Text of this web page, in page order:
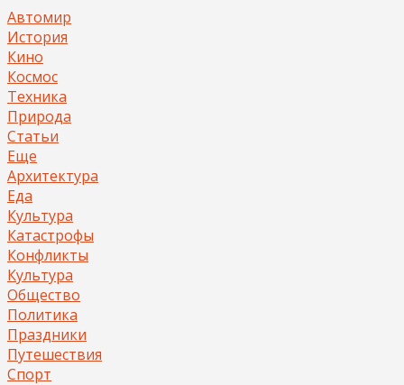
Автомир
История
Кино
Космос
Техника
Природа
Статьи
Еще
Архитектура
Еда
Культура
Катастрофы
Конфликты
Культура
Общество
Политика
Праздники
Путешествия
Спорт